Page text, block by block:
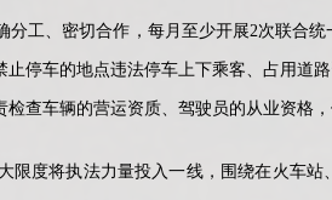
、密切合作，每月至少开展2次联合统
停车的地点违法停车上下乘客、占用道
查车辆的营运资质、驾驶员的从业资格
度将执法力量投入一线，围绕在火车站